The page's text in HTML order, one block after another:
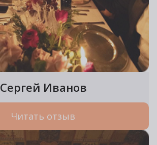
Сергей Иванов
Читать отзыв